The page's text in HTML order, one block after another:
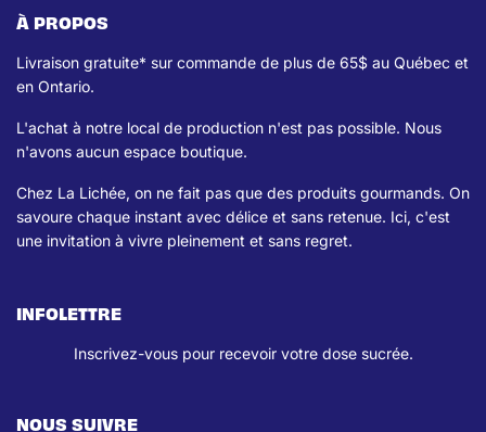
À PROPOS
Livraison gratuite* sur commande de plus de 65$ au Québec et
en Ontario.
L'achat à notre local de production n'est pas possible. Nous
n'avons aucun espace boutique.
Chez La Lichée, on ne fait pas que des produits gourmands. On
savoure chaque instant avec délice et sans retenue. Ici, c'est
une invitation à vivre pleinement et sans regret.
INFOLETTRE
Inscrivez-vous pour recevoir votre dose sucrée.
NOUS SUIVRE